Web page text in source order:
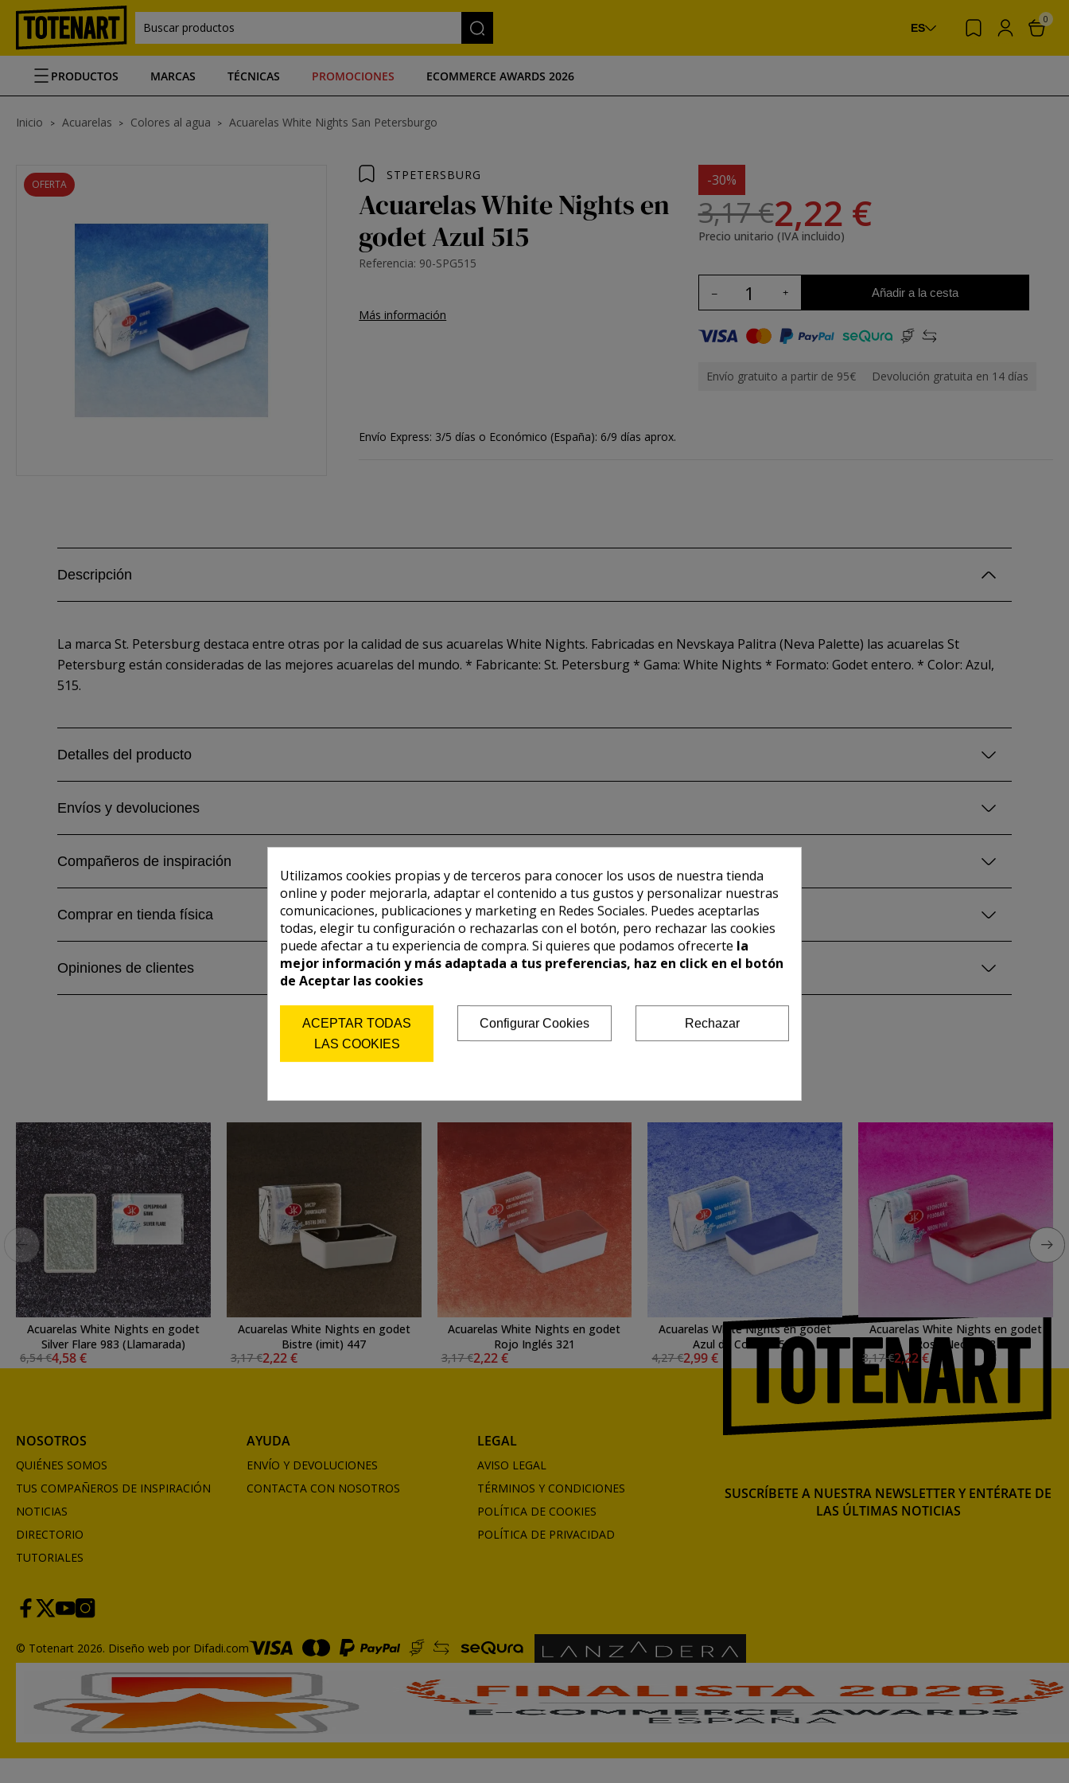
Buscar productos ES
0
PRODUCTOS MARCAS TÉCNICAS PROMOCIONES ECOMMERCE AWARDS 2026
Inicio Acuarelas Colores al agua Acuarelas White Nights San Petersburgo
OFERTA
STPETERSBURG
Acuarelas White Nights en
godet Azul 515
Referencia: 90-SPG515
Más información
-30%
3,17 €2,22 €
Precio unitario (IVA incluido)
Añadir a la cesta
Envío gratuito a partir de 95€ Devolución gratuita en 14 días
Envío Express: 3/5 días o Económico (España): 6/9 días aprox.
Descripción
La marca St. Petersburg destaca entre otras por la calidad de sus acuarelas White Nights. Fabricadas en Nevskaya Palitra (Neva Palette) las acuarelas St
Petersburg están consideradas de las mejores acuarelas del mundo. * Fabricante: St. Petersburg * Gama: White Nights * Formato: Godet entero. * Color: Azul,
515.
Detalles del producto
Envíos y devoluciones
Compañeros de inspiración
Comprar en tienda física
Opiniones de clientes
También te puede interesar
Acuarelas White Nights en godet
Silver Flare 983 (Llamarada)
6,54 €4,58 €
Acuarelas White Nights en godet
Bistre (imit) 447
3,17 €2,22 €
Acuarelas White Nights en godet
Rojo Inglés 321
3,17 €2,22 €
Acuarelas White Nights en godet
Azul de Cobalto 508
4,27 €2,99 €
Acuarelas White Nights en godet
Rosa Neón 368
3,17 €2,22 €
NOSOTROS
QUIÉNES SOMOS
TUS COMPAÑEROS DE INSPIRACIÓN
NOTICIAS
DIRECTORIO
TUTORIALES
AYUDA
ENVÍO Y DEVOLUCIONES
CONTACTA CON NOSOTROS
LEGAL
AVISO LEGAL
TÉRMINOS Y CONDICIONES
POLÍTICA DE COOKIES
POLÍTICA DE PRIVACIDAD
SUSCRÍBETE A NUESTRA NEWSLETTER Y ENTÉRATE DE
LAS ÚLTIMAS NOTICIAS
© Totenart 2026. Diseño web por Difadi.com
Utilizamos cookies propias y de terceros para conocer los usos de nuestra tienda
online y poder mejorarla, adaptar el contenido a tus gustos y personalizar nuestras
comunicaciones, publicaciones y marketing en Redes Sociales. Puedes aceptarlas
todas, elegir tu configuración o rechazarlas con el botón, pero rechazar las cookies
puede afectar a tu experiencia de compra. Si quieres que podamos ofrecerte la
mejor información y más adaptada a tus preferencias, haz en click en el botón
de Aceptar las cookies
ACEPTAR TODAS
LAS COOKIES
Configurar Cookies Rechazar